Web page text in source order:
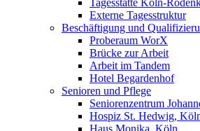
Tagesstätte Köln-
Externe Tagesstruktur
Beschäftigung und
Proberaum WorX
Brücke zur Arbeit
Arbeit im Tandem
Hotel Begardenhof
Senioren und Pflege
Seniorenzentrum
Hospiz St. Hedwig,
Haus Monika, Köln